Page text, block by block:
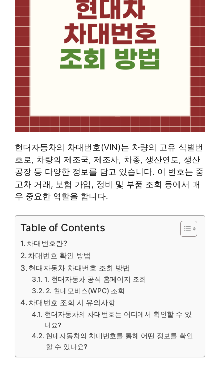
​현대자동차의 차대번호(VIN)는 차량의 고유 식별번
호로, 차량의 제조국, 제조사, 차종, 생산연도, 생산
공장 등 다양한 정보를 담고 있습니다. 이 번호는 중
고차 거래, 보험 가입, 정비 및 부품 조회 등에서 매
우 중요한 역할을 합니다.​
Table of Contents
차대번호란?
차대번호 확인 방법
현대자동차 차대번호 조회 방법
1. 현대자동차 공식 홈페이지 조회
2. 현대모비스(WPC) 조회
차대번호 조회 시 유의사항
현대자동차의 차대번호는 어디에서 확인할 수 있
나요?
현대자동차의 차대번호를 통해 어떤 정보를 확인
할 수 있나요?